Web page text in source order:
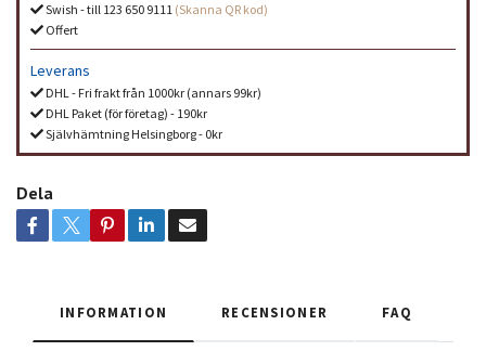
Swish - till 123 650 9111 (Skanna QR kod)
Offert
Leverans
DHL - Fri frakt från 1000kr (annars 99kr)
DHL Paket (för företag) - 190kr
Självhämtning Helsingborg - 0kr
Dela
INFORMATION RECENSIONER FAQ